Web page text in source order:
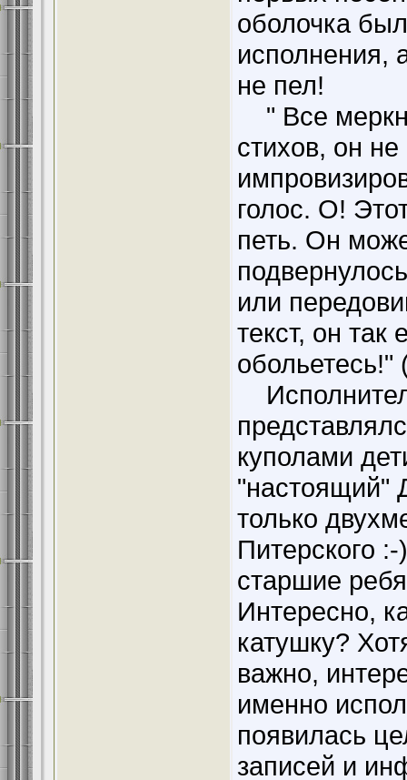
оболочка
исполнения,
не пел!
" Все
стихов, он
голос. О!
петь. Он
или
текст, он так
куполами
"настоящий"
только
Питерского
старшие
Интересно,
катушку?
важно,
именно
появилась
записей и